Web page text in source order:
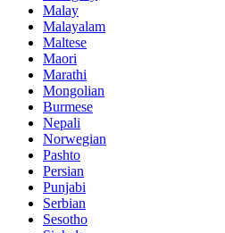
Malay
Malayalam
Maltese
Maori
Marathi
Mongolian
Burmese
Nepali
Norwegian
Pashto
Persian
Punjabi
Serbian
Sesotho